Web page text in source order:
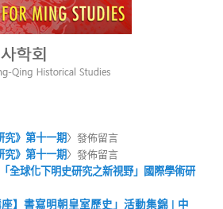
究》第十一期〉發佈留言
究》第十一期〉發佈留言
全球化下明史研究之新視野」國際學術研
座】書寫明朝皇室歷史」活動集錦 | 中